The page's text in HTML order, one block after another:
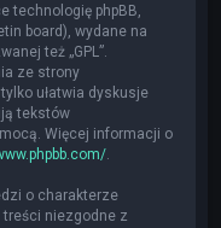
technologię phpBB,
board), wydane na
też „GPL”.
ze strony
tylko ułatwia dyskusje
tekstów
Więcej informacji o
o charakterze
niezgodne z